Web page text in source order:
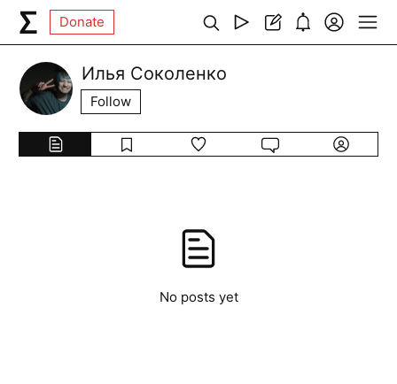
Donate
Илья Соколенко
Follow
No posts yet